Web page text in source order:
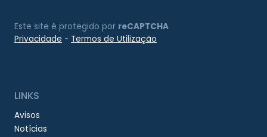
Este site é protegido por reCAPTCHA
Privacidade - Termos de Utilização
LINKS
Avisos
Notícias